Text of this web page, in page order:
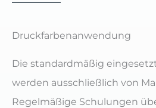
Druckfarbenanwendung
Die standardmäßig
werden ausschließlich von
Regelmäßige Schulungen